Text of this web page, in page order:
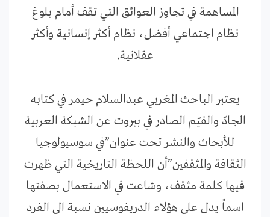
المساهمة في تجاوز العوائق التي تقف أمام بلوغ
نظام اجتماعي أفضل، نظام أكثر إنسانية وأكثر
عقلانية.
يعتبر الباحث المغربي عبدالسلام حيمر في كتابه
الجادّ والقيّم الصادر في بيروت عن الشبكة العربية
للأبحاث والنشر تحت عنوان”في سوسيولوجيا
الثقافة والمثقفين”أن اللحظة التاريخية التي ظهرت
فيها كلمة مثقف، وشاعت في الاستعمال بصفتها
اسماً يدل على هؤلاء الدريفوسيين نسبة الى الفرد